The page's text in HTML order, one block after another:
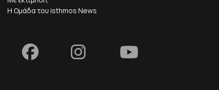
Η Ομάδα του isthmos News